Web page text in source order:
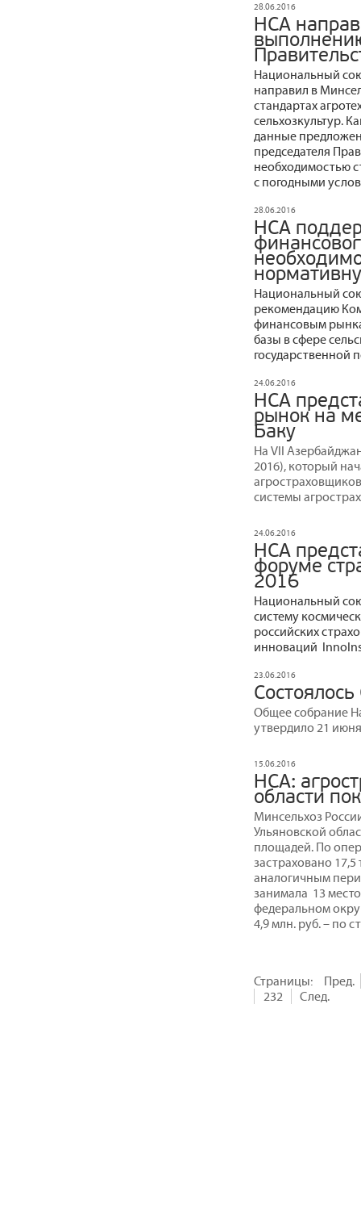
28.06.2016
НСА
Национальный
направил в
стандартах
сельхозкультур.
данные
председателя
необходимостью
с погодными
28.06.2016
НСА
Национальный
рекомендацию
финансовым
базы в сфере
государственной
24.06.2016
НСА
рынок на
Баку
На VII
2016), который
системы
24.06.2016
НСА
форуме
2016
Национальный
систему
российских
инноваций
23.06.2016
Общее собрание
утвердило 21 июня
15.06.2016
НСА:
области
Минсельхоз
Ульяновской
площадей. По
застраховано
аналогичным
занимала 13
федеральном
4,9 млн. руб. – по
Страницы:
Пред.
232
След.